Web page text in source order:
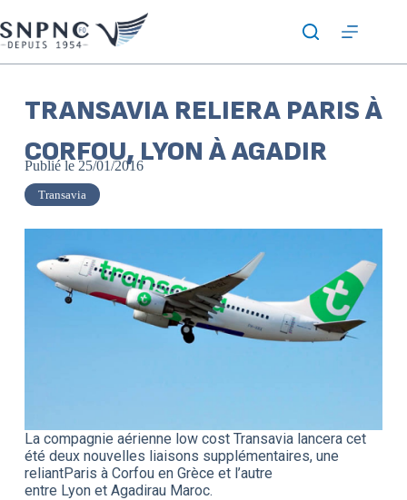
TRANSAVIA RELIERA PARIS À
CORFOU, LYON À AGADIR
Publié le 25/01/2016
Transavia
La compagnie aérienne low cost Transavia lancera cet
été deux nouvelles liaisons supplémentaires, une
reliantParis à Corfou en Grèce et l’autre
entre Lyon et Agadirau Maroc.